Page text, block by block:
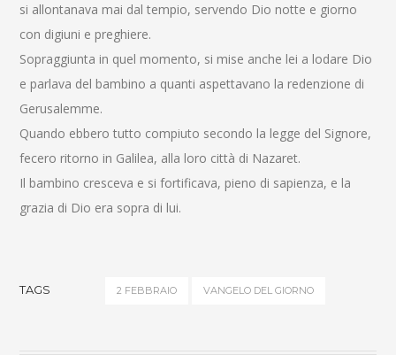
si allontanava mai dal tempio, servendo Dio notte e giorno
con digiuni e preghiere.
Sopraggiunta in quel momento, si mise anche lei a lodare Dio
e parlava del bambino a quanti aspettavano la redenzione di
Gerusalemme.
Quando ebbero tutto compiuto secondo la legge del Signore,
fecero ritorno in Galilea, alla loro città di Nazaret.
Il bambino cresceva e si fortificava, pieno di sapienza, e la
grazia di Dio era sopra di lui.
TAGS 2 FEBBRAIO VANGELO DEL GIORNO